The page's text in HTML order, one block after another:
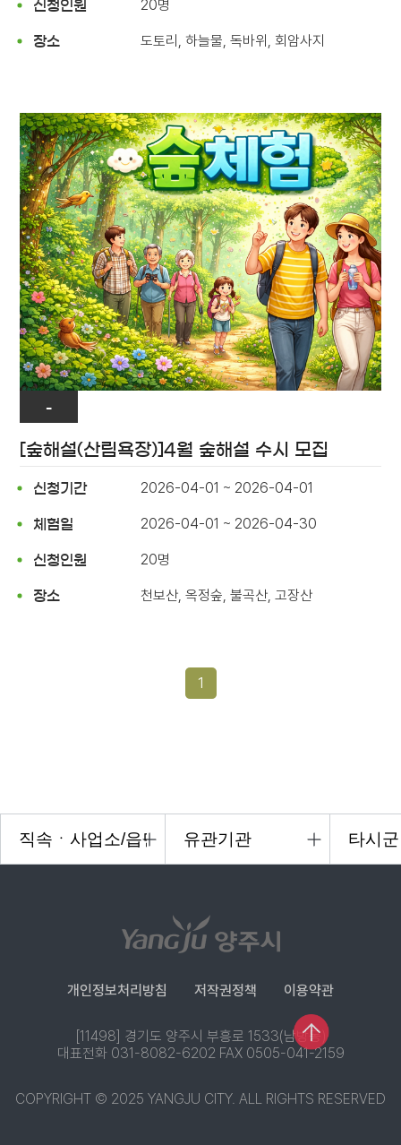
신청인원 20명
장소 도토리, 하늘물, 독바위, 회암사지
-
[숲해설(산림욕장)]4월 숲해설 수시 모집
신청기간 2026-04-01 ~ 2026-04-01
체험일 2026-04-01 ~ 2026-04-30
신청인원 20명
장소 천보산, 옥정숲, 불곡산, 고장산
1
개인정보처리방침 저작권정책 이용약관
[11498] 경기도 양주시 부흥로 1533(남방동)
대표전화 031-8082-6202 FAX 0505-041-2159
COPYRIGHT © 2025 YANGJU CITY. ALL RIGHTS RESERVED